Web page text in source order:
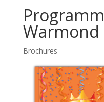
Warmond
Brochures